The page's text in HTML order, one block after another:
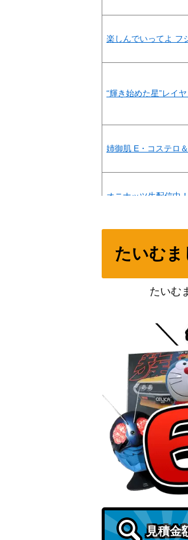
楽しんでいってよ フ
“輝き始めた星”レイ
姉御肌 E・コステロ
オニナッツ生配信中
未来へ一緒に とき
シャロ・ラース【
一緒にお出かけ 詩
私のキラめき 星見
正義の仮面 アクシ
夕暮れの生徒会室 絢
たいむま
たいむ
見積金